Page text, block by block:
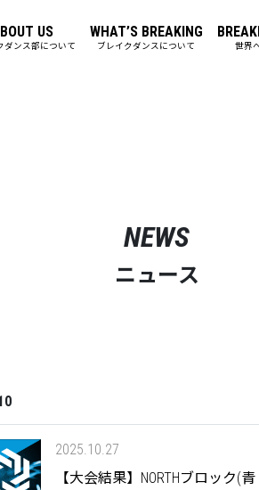
US
ダンス部について
WHAT’S BREAKING
ブレイクダンスについて 世界
NEWS
ニュース
2025.10.27
【大会結果】NORTHブロック(青